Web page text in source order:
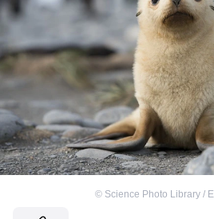
© Science Photo Library /